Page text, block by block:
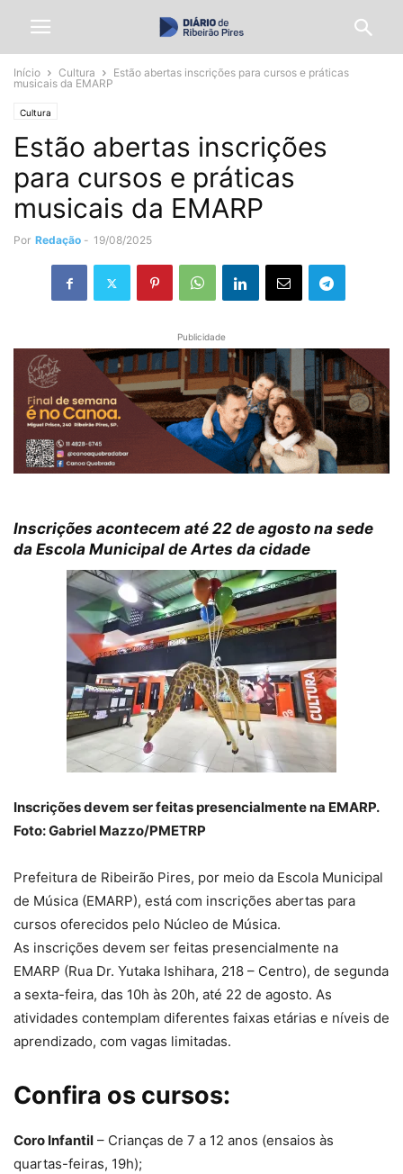
Início Cultura
Estão abertas inscrições para cursos e práticas
musicais da EMARP
Cultura
Estão abertas inscrições
para cursos e práticas
musicais da EMARP
Por Redação - 19/08/2025
Publicidade
Inscrições acontecem até 22 de agosto na sede
da Escola Municipal de Artes da cidade
Inscrições devem ser feitas presencialmente na EMARP.
Foto: Gabriel Mazzo/PMETRP
Prefeitura de Ribeirão Pires, por meio da Escola Municipal
de Música (EMARP), está com inscrições abertas para
cursos oferecidos pelo Núcleo de Música.
As inscrições devem ser feitas presencialmente na
EMARP (Rua Dr. Yutaka Ishihara, 218 – Centro), de segunda
a sexta-feira, das 10h às 20h, até 22 de agosto. As
atividades contemplam diferentes faixas etárias e níveis de
aprendizado, com vagas limitadas.
Confira os cursos:
Coro Infantil – Crianças de 7 a 12 anos (ensaios às
quartas-feiras, 19h);